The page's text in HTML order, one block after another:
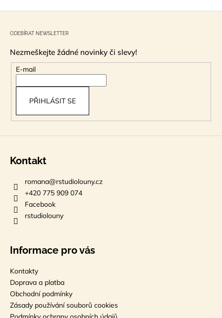
ODEBÍRAT NEWSLETTER
Nezmeškejte žádné novinky či slevy!
E-mail
PŘIHLÁSIT SE
Kontakt
romana@rstudiolouny.cz
+420 775 909 074
Facebook
rstudiolouny
Informace pro vás
Kontakty
Doprava a platba
Obchodní podmínky
Zásady používání souborů cookies